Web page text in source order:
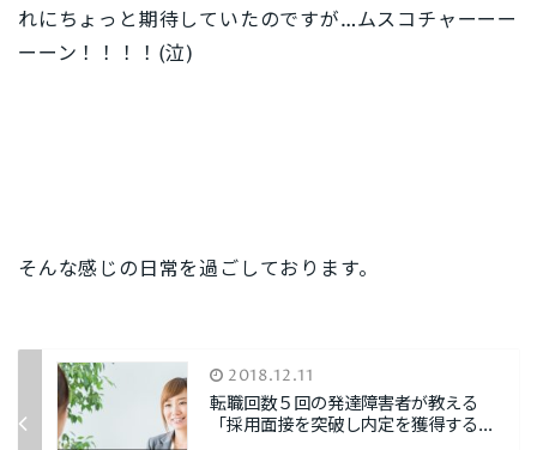
れにちょっと期待していたのですが…ムスコチャーーー
ーーン！！！！(泣)
そんな感じの日常を過ごしております。
2018.12.11
転職回数５回の発達障害者が教える
「採用面接を突破し内定を獲得する...